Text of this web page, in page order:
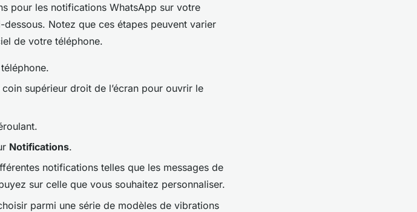
pour les notifications WhatsApp sur votre
Notez que ces étapes peuvent varier
de votre téléphone.
supérieur droit de l’écran pour ouvrir le
Notifications.
notifications telles que les messages de
sur celle que vous souhaitez personnaliser.
parmi une série de modèles de vibrations